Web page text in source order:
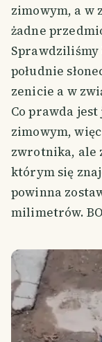
zimowym, a w
żadne
Sprawdziliśmy
południe
zenicie a w
Co prawda
zimowym,
zwrotnika, ale
którym się
powinna
milimetrów.